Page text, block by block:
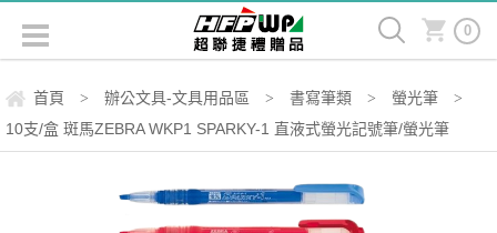
0
首頁 > 辦公文具-文具用品區 > 書寫筆類 > 螢光筆 >
10支/盒 斑馬ZEBRA WKP1 SPARKY-1 直液式螢光記號筆/螢光筆